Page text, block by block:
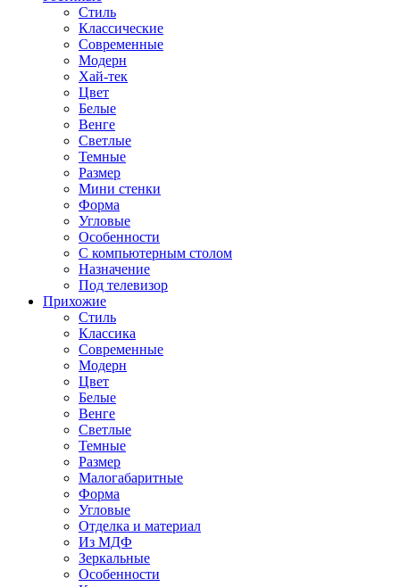
Стиль
Классические
Современные
Модерн
Хай-тек
Цвет
Белые
Венге
Светлые
Темные
Размер
Мини стенки
Форма
Угловые
Особенности
С компьютерным столом
Назначение
Под телевизор
Прихожие
Стиль
Классика
Современные
Модерн
Цвет
Белые
Венге
Светлые
Темные
Размер
Малогабаритные
Форма
Угловые
Отделка и материал
Из МДФ
Зеркальные
Особенности